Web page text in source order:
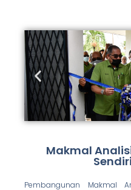
Makmal
Pembangunan Makmal